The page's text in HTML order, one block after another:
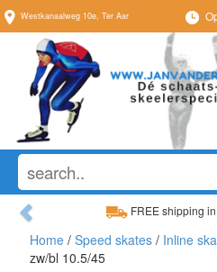
Westkanaalweg 10e, Ter Aar
FREE shipping
Wide range, always
Previous
Home / Speed skates / Inline
zw/bl 10.5/45